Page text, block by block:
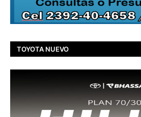
TOYOTA NUEVO